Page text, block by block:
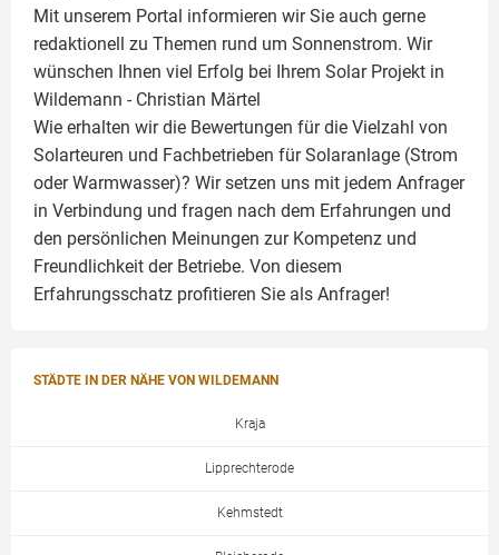
Mit unserem Portal informieren wir Sie auch gerne
redaktionell zu Themen rund um Sonnenstrom. Wir
wünschen Ihnen viel Erfolg bei Ihrem Solar Projekt in
Wildemann - Christian Märtel
Wie erhalten wir die Bewertungen für die Vielzahl von
Solarteuren und Fachbetrieben für Solaranlage (Strom
oder Warmwasser)? Wir setzen uns mit jedem Anfrager
in Verbindung und fragen nach dem Erfahrungen und
den persönlichen Meinungen zur Kompetenz und
Freundlichkeit der Betriebe. Von diesem
Erfahrungsschatz profitieren Sie als Anfrager!
STÄDTE IN DER NÄHE VON WILDEMANN
Kraja
Lipprechterode
Kehmstedt